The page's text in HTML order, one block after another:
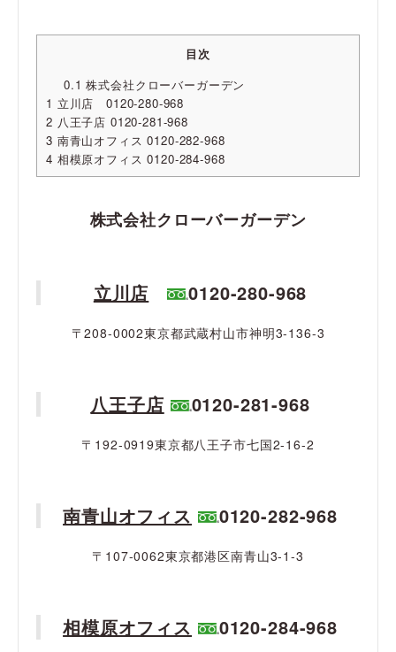
目次
0.1 株式会社クローバーガーデン
1 立川店 0120-280-968
2 八王子店 0120-281-968
3 南青山オフィス 0120-282-968
4 相模原オフィス 0120-284-968
株式会社クローバーガーデン
立川店 0120-280-968
〒208-0002東京都武蔵村山市神明3-136-3
八王子店 0120-281-968
〒192-0919東京都八王子市七国2-16-2
南青山オフィス 0120-282-968
〒107-0062東京都港区南青山3-1-3
相模原オフィス 0120-284-968